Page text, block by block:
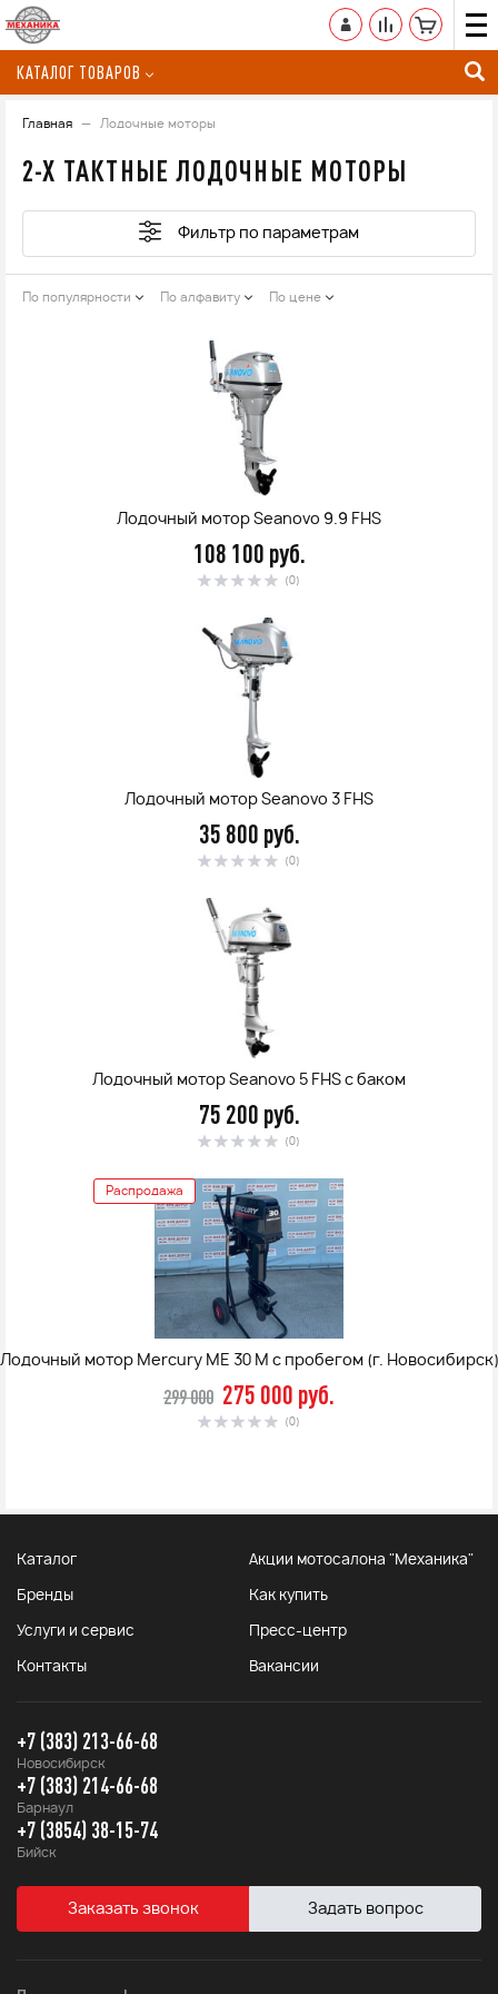
КАТАЛОГ ТОВАРОВ
Главная Лодочные моторы
2-Х ТАКТНЫЕ ЛОДОЧНЫЕ МОТОРЫ
Фильтр по параметрам
По популярности По алфавиту По цене
Лодочный мотор Seanovo 9.9 FHS
108 100 руб.
(0)
Лодочный мотор Seanovo 3 FHS
35 800 руб.
(0)
Лодочный мотор Seanovo 5 FHS с баком
75 200 руб.
(0)
Распродажа
Лодочный мотор Mercury ME 30 M с пробегом (г. Новосибирск)
299 000 275 000 руб.
(0)
Каталог Акции мотосалона "Механика"
Бренды Как купить
Услуги и сервис Пресс-центр
Контакты Вакансии
+7 (383) 213-66-68
Новосибирск
+7 (383) 214-66-68
Барнаул
+7 (3854) 38-15-74
Бийск
Заказать звонок Задать вопрос